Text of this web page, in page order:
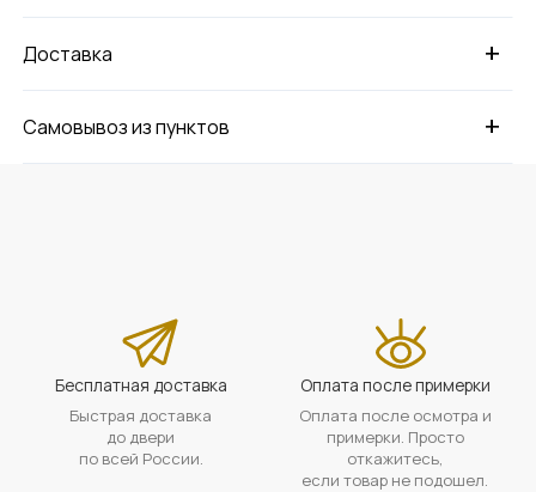
+
Доставка
+
Самовывоз из пунктов
Бесплатная доставка
Быстрая доставка
до двери
по всей России.
Оплата после примерки
Оплата после осмотра и
примерки. Просто
откажитесь,
если товар не подошел.